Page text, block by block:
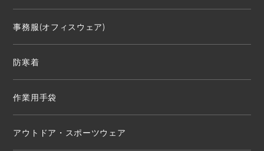
事務服(オフィスウェア)
防寒着
作業用手袋
アウトドア・スポーツウェア